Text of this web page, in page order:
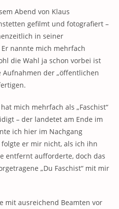
Abend von Klaus
gefilmt und fotografiert –
in seiner
nannte mich mehrfach
die Wahl ja schon vorbei ist
der „öffentlichen
mich mehrfach als „Faschist“
– der landetet am Ende im
ich hier im Nachgang
er mir nicht, als ich ihn
entfernt aufforderte, doch das
„Du Faschist“ mit mir
mit ausreichend Beamten vor